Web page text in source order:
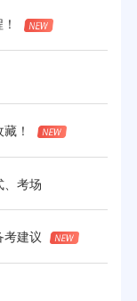
！
、考场
考建议